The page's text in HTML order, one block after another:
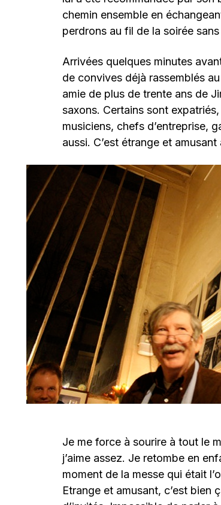
chemin ensemble en
perdrons au fil de la soirée
Arrivées quelques minutes
de convives déjà rassemblés
amie de plus de trente ans de
saxons. Certains sont
musiciens, chefs d’entreprise,
aussi. C’est étrange et amusant
Je me force à sourire à tout le
j’aime assez. Je retombe en
moment de la messe qui était
Etrange et amusant, c’est bien